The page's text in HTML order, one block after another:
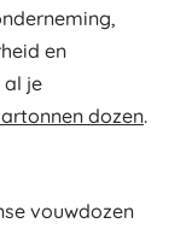
en
al je
dozen.
vouwdozen